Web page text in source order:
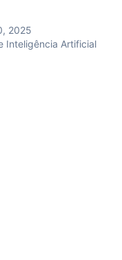
2025
Inteligência Artificial